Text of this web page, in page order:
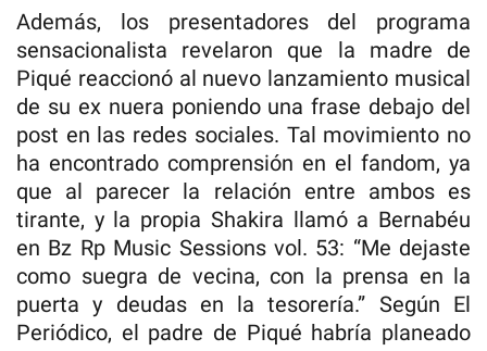
Además, los presentadores del programa
sensacionalista revelaron que la madre de
Piqué reaccionó al nuevo lanzamiento musical
de su ex nuera poniendo una frase debajo del
post en las redes sociales. Tal movimiento no
ha encontrado comprensión en el fandom, ya
que al parecer la relación entre ambos es
tirante, y la propia Shakira llamó a Bernabéu
en Bz Rp Music Sessions vol. 53: “Me dejaste
como suegra de vecina, con la prensa en la
puerta y deudas en la tesorería.” Según El
Periódico, el padre de Piqué habría planeado